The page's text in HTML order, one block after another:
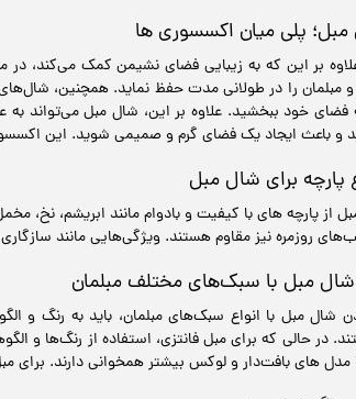
مبل؛ پلی میان اکسسوری ها
بر این که به زیبایی فضای نشیمن کمک می‌کند،
مبلمان را در طولانی مدت حفظ نماید. همچنین،
فضای خود ببخشید. علاوه بر این، شال مبل می‌تواند
و باعث ایجاد یک فضای گرم و صمیمی شوید. این
پارچه برای شال مبل
از پارچه‌ های با کیفیت و بادوام مانند ابریشم، نخ،
روزمره نیز مقاوم هستند. ویژگی‌هایی مانند
مبل با سبک‌های مختلف مبلمان
شال مبل با انواع سبک‌های مبلمان، باید به رنگ و
در حالی که برای مبل فانتزی، استفاده از رنگ‌ها و
مدل های بافت‌دار و لوکس بیشتر همخوانی دارند.